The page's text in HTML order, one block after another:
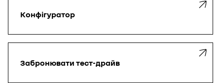
Конфігуратор
Забронювати тест-драйв